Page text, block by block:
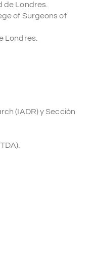
de Londres.
of Surgeons of
Londres.
(IADR) y Sección